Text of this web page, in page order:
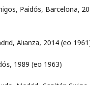
Paidós, Barcelona,
Alianza, 2014 (eo
1989 (eo 1963)